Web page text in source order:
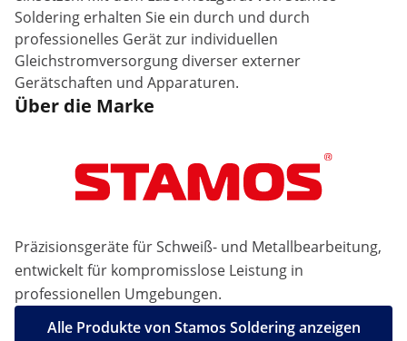
Soldering erhalten Sie ein durch und durch
professionelles Gerät zur individuellen
Gleichstromversorgung diverser externer
Gerätschaften und Apparaturen.
Über die Marke
Präzisionsgeräte für Schweiß- und Metallbearbeitung,
entwickelt für kompromisslose Leistung in
professionellen Umgebungen.
Alle Produkte von Stamos Soldering anzeigen